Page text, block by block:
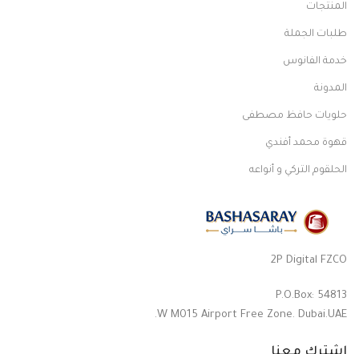
المنتجات
طلبات الجملة
خدمة الفانوس
المدونة
حلويات حافظ مصطفى
قهوة محمد أفندي
الحلقوم التركي و أنواعه
2P Digital FZCO
P.O.Box: 54813
W M015 Airport Free Zone. Dubai.UAE.